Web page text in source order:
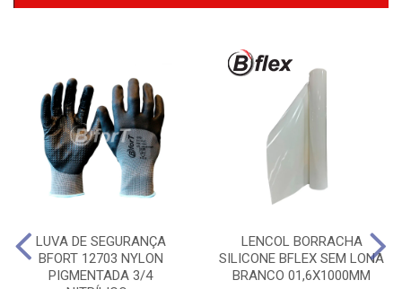
LUVA DE SEGURANÇA
BFORT 12703 NYLON
PIGMENTADA 3/4
LENCOL BORRACHA
SILICONE BFLEX SEM LONA
BRANCO 01,6X1000MM